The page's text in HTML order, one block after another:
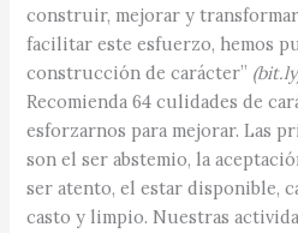
construir, mejorar y
facilitar este esfuerzo, hemos
construcción de carácter”
Recomienda 64 culidades de
esforzarnos para mejorar. Las
son el ser abstemio, la
ser atento, el estar disponible,
casto y limpio. Nuestras